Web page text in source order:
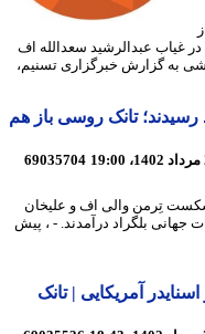
عبدالرشید سعدالله اف
گزارش خبرگزاری تسنیم،
تانک روسی باز هم
69035704
تِرمن والی اف و علیخان
بلگراد درآمدند. - ، پیش
آمریکایی | تانک